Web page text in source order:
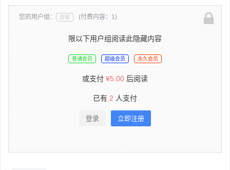
您的用户组： 游客 (付费内容：1)
限以下用户组阅读此隐藏内容
普通会员 超级会员 永久会员
或支付 ¥5.00 后阅读
已有 2 人支付
登录 立即注册